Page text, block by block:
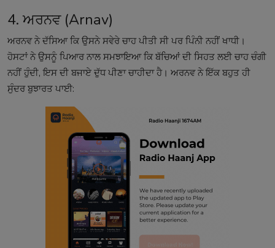
4. ਅਰਨਵ (Arnav)
ਅਰਨਵ ਨੇ ਦੱਸਿਆ ਕਿ ਉਸਨੇ ਸਵੇਰੇ ਚਾਹ ਪੀਤੀ ਸੀ ਪਰ ਪਿੰਨੀ ਨਹੀਂ ਖਾਧੀ।
ਹੋਸਟਾਂ ਨੇ ਉਸਨੂੰ ਪਿਆਰ ਨਾਲ ਸਮਝਾਇਆ ਕਿ ਬੱਚਿਆਂ ਦੀ ਸਿਹਤ ਲਈ ਚਾਹ ਚੰਗੀ
ਨਹੀਂ ਹੁੰਦੀ, ਇਸ ਦੀ ਬਜਾਏ ਦੁੱਧ ਪੀਣਾ ਚਾਹੀਦਾ ਹੈ। ਅਰਨਵ ਨੇ ਇੱਕ ਬਹੁਤ ਹੀ
ਸੁੰਦਰ ਬੁਝਾਰਤ ਪਾਈ: